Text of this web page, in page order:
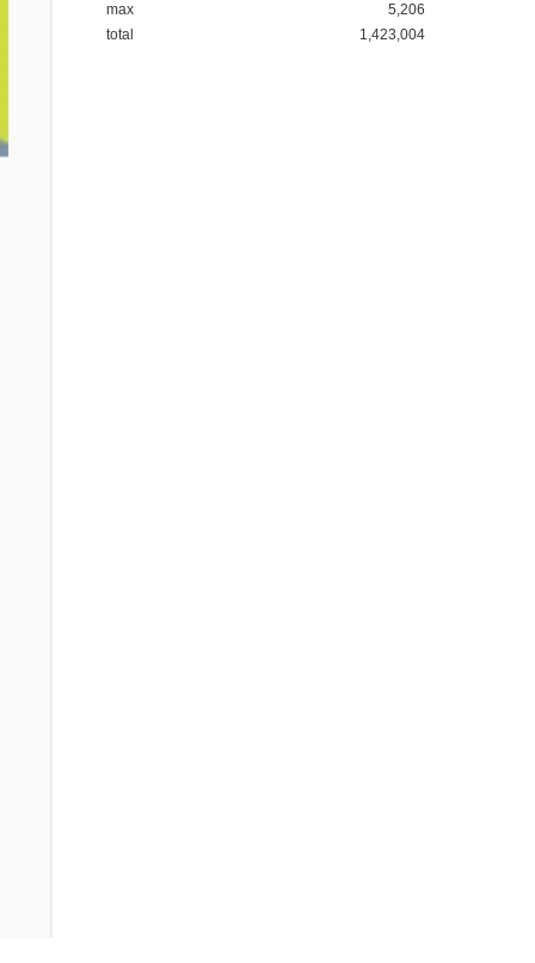
max
5,206
total
1,423,004